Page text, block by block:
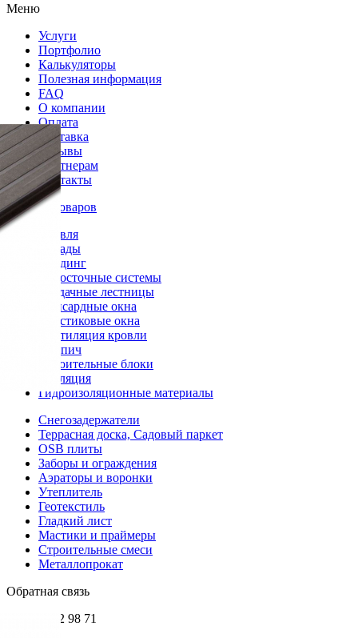
Меню
Услуги
Портфолио
Калькуляторы
Полезная информация
FAQ
О компании
Оплата
Доставка
Отзывы
Партнерам
Контакты
Каталог товаров
Кровля
Фасады
Сайдинг
Водосточные системы
Чердачные лестницы
Мансардные окна
Пластиковые окна
Вентиляция кровли
Кирпич
Строительные блоки
Изоляция
Гидроизоляционные материалы
Снегозадержатели
Террасная доска, Садовый паркет
OSB плиты
Заборы и ограждения
Аэраторы и воронки
Утеплитель
Геотекстиль
Гладкий лист
Мастики и праймеры
Строительные смеси
Металлопрокат
Обратная связь
+7 985 002 98 71